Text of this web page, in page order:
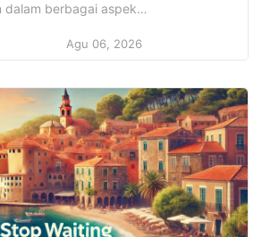
dalam berbagai aspek
mengalami perubahan yang
solusi lebih efisien, adaptif, dan
kebutuhan masa depan. Inovasi-
hanya berfokus pada
tetapi juga […]
Agu 06, 2026